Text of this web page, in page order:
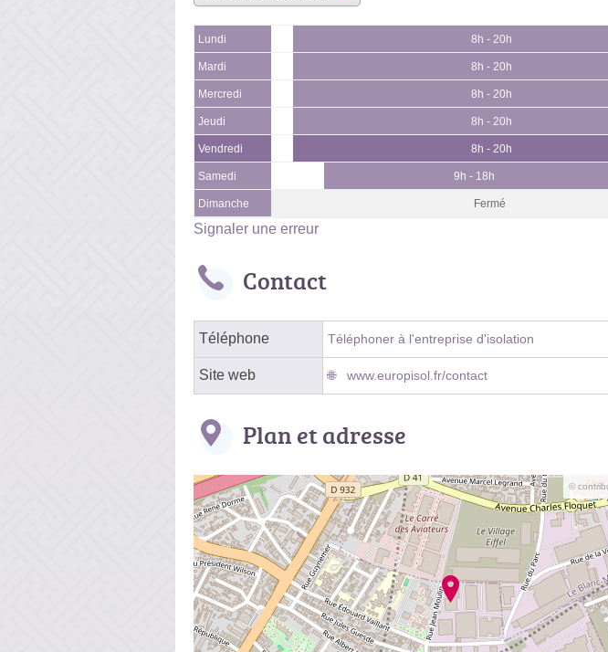
Lundi 8h - 20h
Mardi 8h - 20h
Mercredi 8h - 20h
Jeudi 8h - 20h
Vendredi 8h - 20h
Samedi 9h - 18h
Dimanche Fermé
Signaler une erreur
Contact
Téléphone Téléphoner à l'entreprise d'isolation
Site web www.europisol.fr/contact
Plan et adresse
©